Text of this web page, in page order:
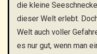
die kleine
dieser Welt erlebt.
Welt auch voller
es nur gut, wenn man